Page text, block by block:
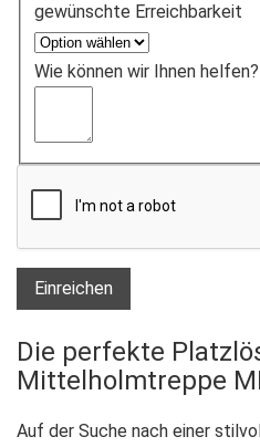
gewünschte Erreichbarkeit
Wie können wir Ihnen helfen?
Einreichen
Die perfekte
Mittelholmtreppe
Auf der Suche nach einer